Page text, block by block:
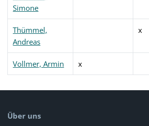
Simone
Thümmel,
Andreas
x
Vollmer, Armin x
Über uns